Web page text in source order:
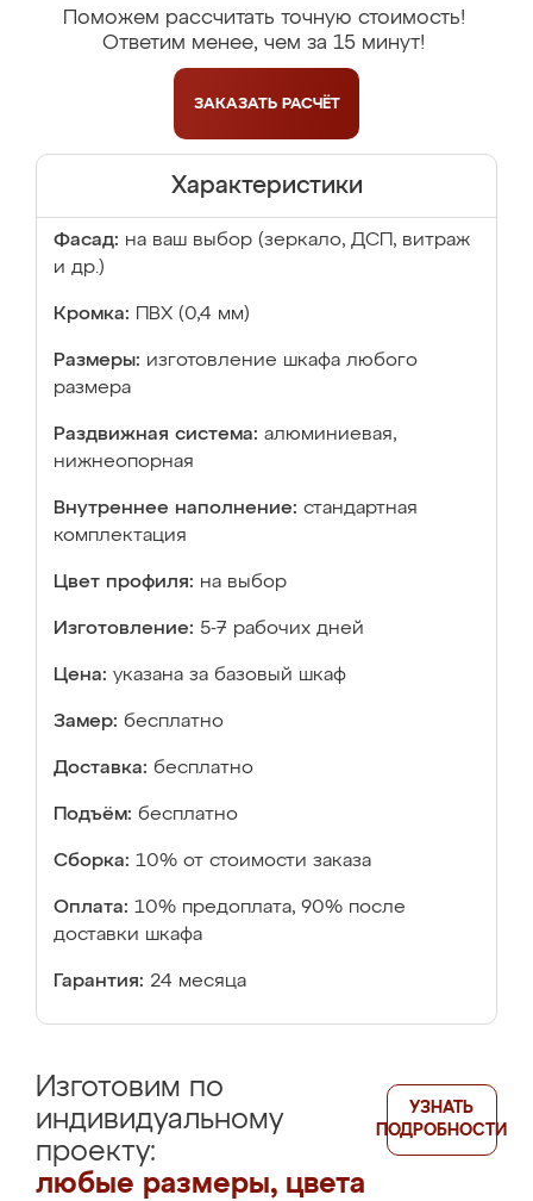
Поможем рассчитать точную стоимость!
Ответим менее, чем за 15 минут!
ЗАКАЗАТЬ РАСЧЁТ
Характеристики
Фасад: на ваш выбор (зеркало, ДСП, витраж
и др.)
Кромка: ПВХ (0,4 мм)
Размеры: изготовление шкафа любого
размера
Раздвижная система: алюминиевая,
нижнеопорная
Внутреннее наполнение: стандартная
комплектация
Цвет профиля: на выбор
Изготовление: 5-7 рабочих дней
Цена: указана за базовый шкаф
Замер: бесплатно
Доставка: бесплатно
Подъём: бесплатно
Сборка: 10% от стоимости заказа
Оплата: 10% предоплата, 90% после
доставки шкафа
Гарантия: 24 месяца
Изготовим по
индивидуальному
проекту:
любые размеры, цвета
УЗНАТЬ
ПОДРОБНОСТИ